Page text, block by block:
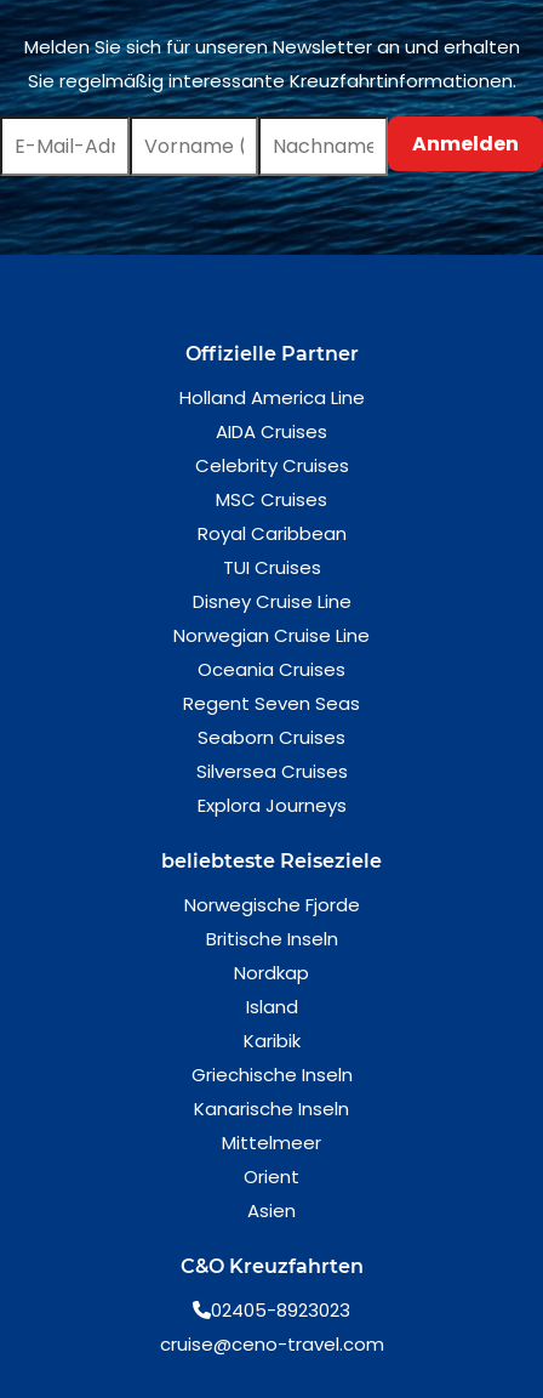
Melden Sie sich für unseren Newsletter an und erhalten
Sie regelmäßig interessante Kreuzfahrtinformationen.
Offizielle Partner
Holland America Line
AIDA Cruises
Celebrity Cruises
MSC Cruises
Royal Caribbean
TUI Cruises
Disney Cruise Line
Norwegian Cruise Line
Oceania Cruises
Regent Seven Seas
Seaborn Cruises
Silversea Cruises
Explora Journeys
beliebteste Reiseziele
Norwegische Fjorde
Britische Inseln
Nordkap
Island
Karibik
Griechische Inseln
Kanarische Inseln
Mittelmeer
Orient
Asien
C&O Kreuzfahrten
02405-8923023
cruise@ceno-travel.com